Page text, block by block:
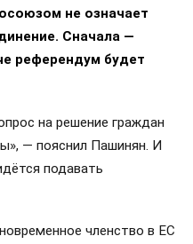
не означает
Сначала —
референдум будет
на решение граждан
— пояснил Пашинян. И
подавать
членство в ЕС